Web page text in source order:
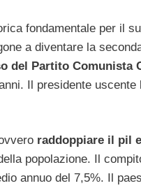
fondamentale per il
a diventare la
del Partito Comunista
Il presidente uscente
raddoppiare il pil
popolazione. Il
annuo del 7,5%. Il